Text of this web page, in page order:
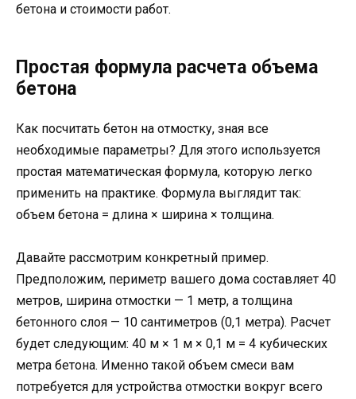
бетона и стоимости работ.
Простая формула расчета объема
бетона
Как посчитать бетон на отмостку, зная все
необходимые параметры? Для этого используется
простая математическая формула, которую легко
применить на практике. Формула выглядит так:
объем бетона = длина × ширина × толщина.
Давайте рассмотрим конкретный пример.
Предположим, периметр вашего дома составляет 40
метров, ширина отмостки — 1 метр, а толщина
бетонного слоя — 10 сантиметров (0,1 метра). Расчет
будет следующим: 40 м × 1 м × 0,1 м = 4 кубических
метра бетона. Именно такой объем смеси вам
потребуется для устройства отмостки вокруг всего